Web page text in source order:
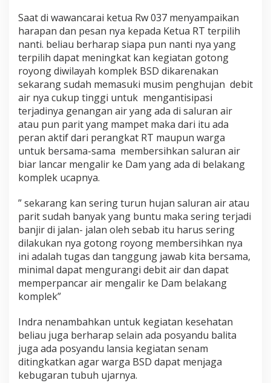
Saat di wawancarai ketua Rw 037 menyampaikan
harapan dan pesan nya kepada Ketua RT terpilih
nanti. beliau berharap siapa pun nanti nya yang
terpilih dapat meningkat kan kegiatan gotong
royong diwilayah komplek BSD dikarenakan
sekarang sudah memasuki musim penghujan debit
air nya cukup tinggi untuk mengantisipasi
terjadinya genangan air yang ada di saluran air
atau pun parit yang mampet maka dari itu ada
peran aktif dari perangkat RT maupun warga
untuk bersama-sama membersihkan saluran air
biar lancar mengalir ke Dam yang ada di belakang
komplek ucapnya.
” sekarang kan sering turun hujan saluran air atau
parit sudah banyak yang buntu maka sering terjadi
banjir di jalan- jalan oleh sebab itu harus sering
dilakukan nya gotong royong membersihkan nya
ini adalah tugas dan tanggung jawab kita bersama,
minimal dapat mengurangi debit air dan dapat
memperpancar air mengalir ke Dam belakang
komplek”
Indra nenambahkan untuk kegiatan kesehatan
beliau juga berharap selain ada posyandu balita
juga ada posyandu lansia kegiatan senam
ditingkatkan agar warga BSD dapat menjaga
kebugaran tubuh ujarnya.